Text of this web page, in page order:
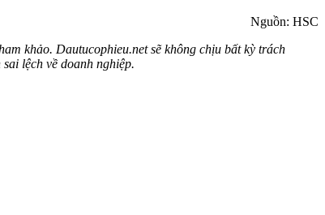
Nguồn: HSC
khảo. Dautucophieu.net sẽ không chịu bất kỳ trách
lệch về doanh nghiệp.